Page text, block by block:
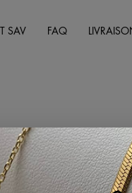
SAV FAQ
Collier